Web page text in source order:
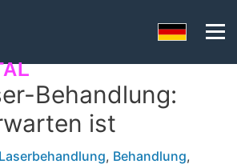
Behandlung:
ist
Laserbehandlung, Behandlung,